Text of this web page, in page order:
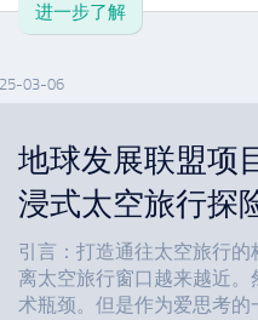
进一步了解
03-06
地球发展联盟项
浸式太空旅行探
引言：打造通往太空旅行
离太空旅行窗口越来越近
术瓶颈。但是作为爱思考